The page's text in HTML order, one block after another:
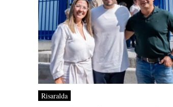
Risaralda